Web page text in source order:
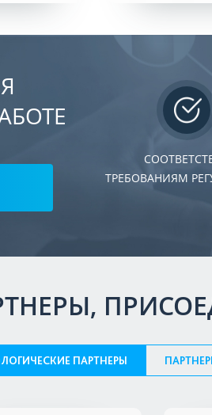
ТРЕБОВАНИЯМ
ПАРТНЕРЫ